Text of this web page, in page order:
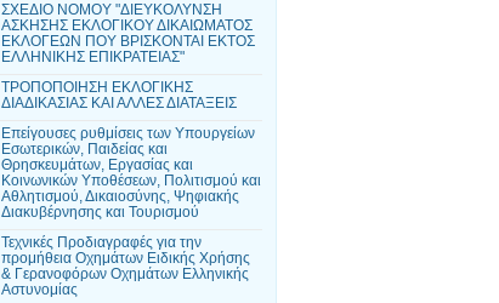
ΣΧΕΔΙΟ ΝΟΜΟΥ "ΔΙΕΥΚΟΛΥΝΣΗ
ΑΣΚΗΣΗΣ ΕΚΛΟΓΙΚΟΥ ΔΙΚΑΙΩΜΑΤΟΣ
ΕΚΛΟΓΕΩΝ ΠΟΥ ΒΡΙΣΚΟΝΤΑΙ ΕΚΤΟΣ
ΕΛΛΗΝΙΚΗΣ ΕΠΙΚΡΑΤΕΙΑΣ"
ΤΡΟΠΟΠΟΙΗΣΗ ΕΚΛΟΓΙΚΗΣ
ΔΙΑΔΙΚΑΣΙΑΣ ΚΑΙ ΑΛΛΕΣ ΔΙΑΤΑΞΕΙΣ
Επείγουσες ρυθμίσεις των Υπουργείων
Εσωτερικών, Παιδείας και
Θρησκευμάτων, Εργασίας και
Κοινωνικών Υποθέσεων, Πολιτισμού και
Αθλητισμού, Δικαιοσύνης, Ψηφιακής
Διακυβέρνησης και Τουρισμού
Τεχνικές Προδιαγραφές για την
προμήθεια Οχημάτων Ειδικής Χρήσης
& Γερανοφόρων Οχημάτων Ελληνικής
Αστυνομίας